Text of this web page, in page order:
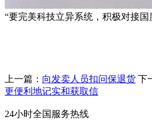
“要完美科技立异系统，积极对接国
上一篇： 向发卖人员扣问保退货 下
更便利地记实和获取信
24小时全国服务热线